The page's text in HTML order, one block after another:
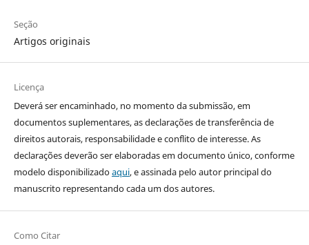
Seção
Artigos originais
Licença
Deverá ser encaminhado, no momento da submissão, em
documentos suplementares, as declarações de transferência de
direitos autorais, responsabilidade e conflito de interesse. As
declarações deverão ser elaboradas em documento único, conforme
modelo disponibilizadoaqui, e assinada pelo autor principal do
manuscrito representando cada um dos autores.
Como Citar